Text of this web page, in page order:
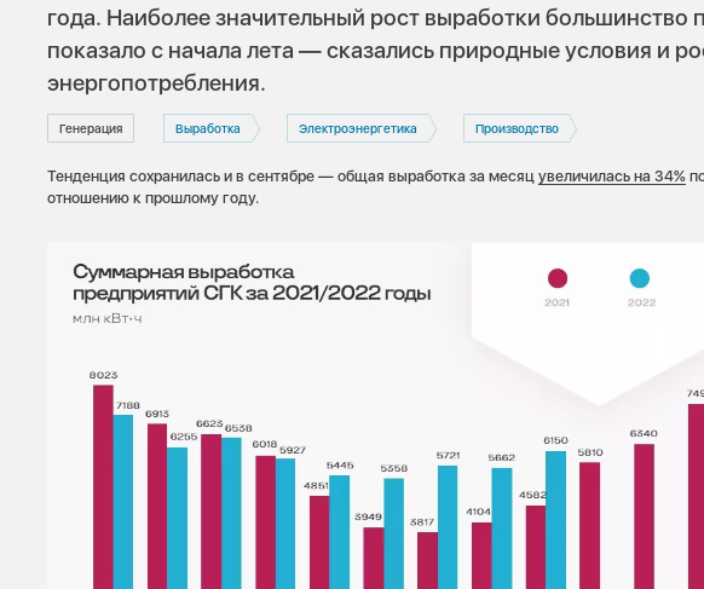
года. Наиболее значительный рост выработки большинство
показало с начала лета — сказались природные условия и
энергопотребления.
Генерация Выработка Электроэнергетика Производство
Тенденция сохранилась и в сентябре — общая выработка за месяцувеличилась на 34%
отношению к прошлому году.